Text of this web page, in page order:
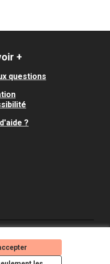
+
questions
?
(Lien externe)
(Lien externe)
(Lien externe)